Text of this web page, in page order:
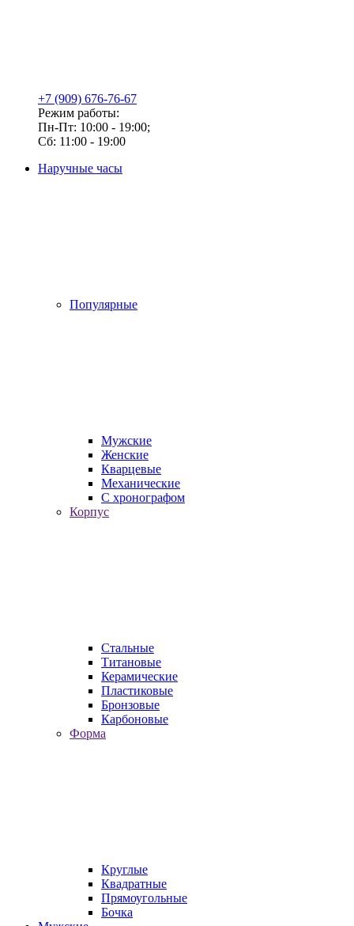
+7 (909) 676-76-67
Режим работы:
Пн-Пт: 10:00 - 19:00;
Сб: 11:00 - 19:00
Наручные часы
Популярные
Мужские
Женские
Кварцевые
Механические
С хронографом
Корпус
Стальные
Титановые
Керамические
Пластиковые
Бронзовые
Карбоновые
Форма
Круглые
Квадратные
Прямоугольные
Бочка